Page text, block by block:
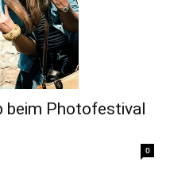
Photofestival
0